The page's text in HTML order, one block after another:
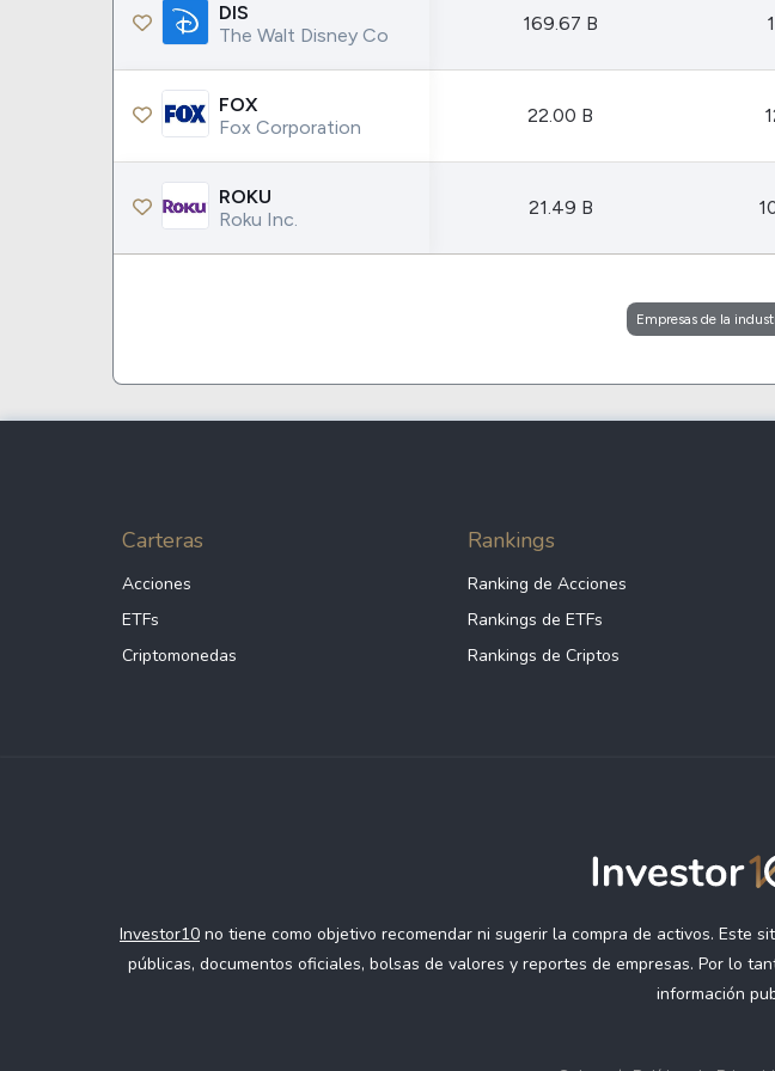
Coca-Cola
See all
DIS
The Walt Disney Co
169.67 B
FOX
Fox Corporation
22.00 B
ROKU
Roku Inc.
21.49 B
Empresas de la
Carteras
Acciones
ETFs
Criptomonedas
Rankings
Ranking de Acciones
Rankings de ETFs
Rankings de Criptos
Investor10 no tiene como objetivo recomendar ni sugerir la compra de activos. Este
públicas, documentos oficiales, bolsas de valores y reportes de empresas. Por lo
información